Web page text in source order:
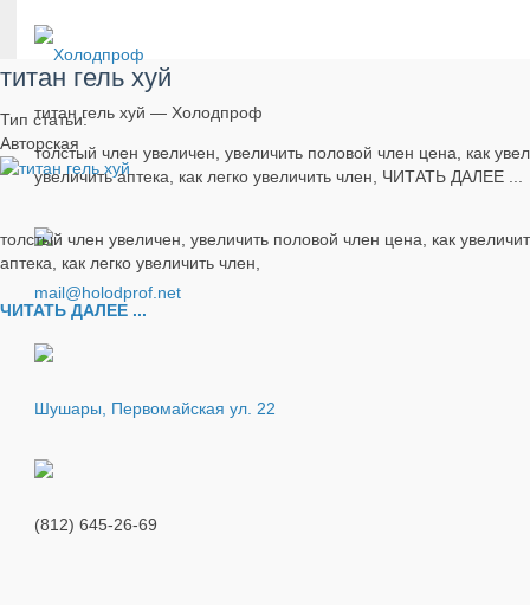
титан гель хуй — Холодпроф
толстый член увеличен, увеличить половой член цена, как
увеличить аптека, как легко увеличить член, ЧИТАТЬ ДАЛЕЕ ...
mail@holodprof.net
Шушары, Первомайская ул. 22
(812) 645-26-69
титан гель хуй
Тип статьи:
Авторская
толстый член увеличен, увеличить половой член цена, как
аптека, как легко увеличить член,
ЧИТАТЬ ДАЛЕЕ ...